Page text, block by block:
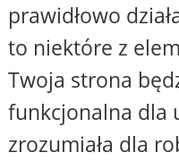
prawidłowo
to niektóre z
Twoja strona
funkcjonalna dla
zrozumiała dla